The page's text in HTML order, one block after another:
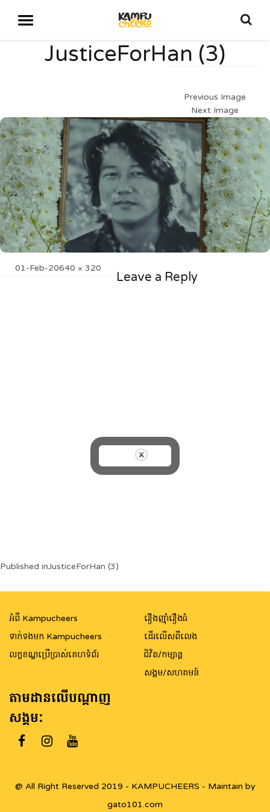
JusticeForHan (3)
Previous Image
Next Image
Posted
01-Feb-20Full
640 × 320
Leave a Reply
Post
navigation
Published inJusticeForHan (3)
អំពី Kampucheers
ទាក់ទងមក Kampucheers
លក្ខខណ្ឌប្រើប្រាស់គេហទំព័រ
រឿងញ៉ាំរឿងធំ
ដើរលើសពីលេង
ជិវិត/កម្សាន្ត
សង្គម/សហគមន៍
តាមដានលើបណ្តាញ
សង្គម:
@ All Right Reserved 2019 - KAMPUCHEERS - Maintain by
gato101.com